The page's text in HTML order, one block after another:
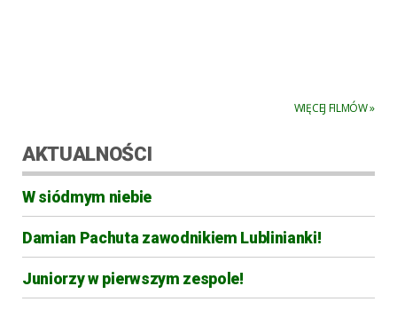
WIĘCEJ FILMÓW »
AKTUALNOŚCI
W siódmym niebie
Damian Pachuta zawodnikiem Lublinianki!
Juniorzy w pierwszym zespole!